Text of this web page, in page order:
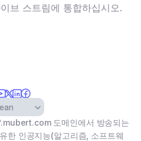
브 스트림에 통합하십시오.
도메인에서 방송되는
한 인공지능(알고리즘, 소프트웨